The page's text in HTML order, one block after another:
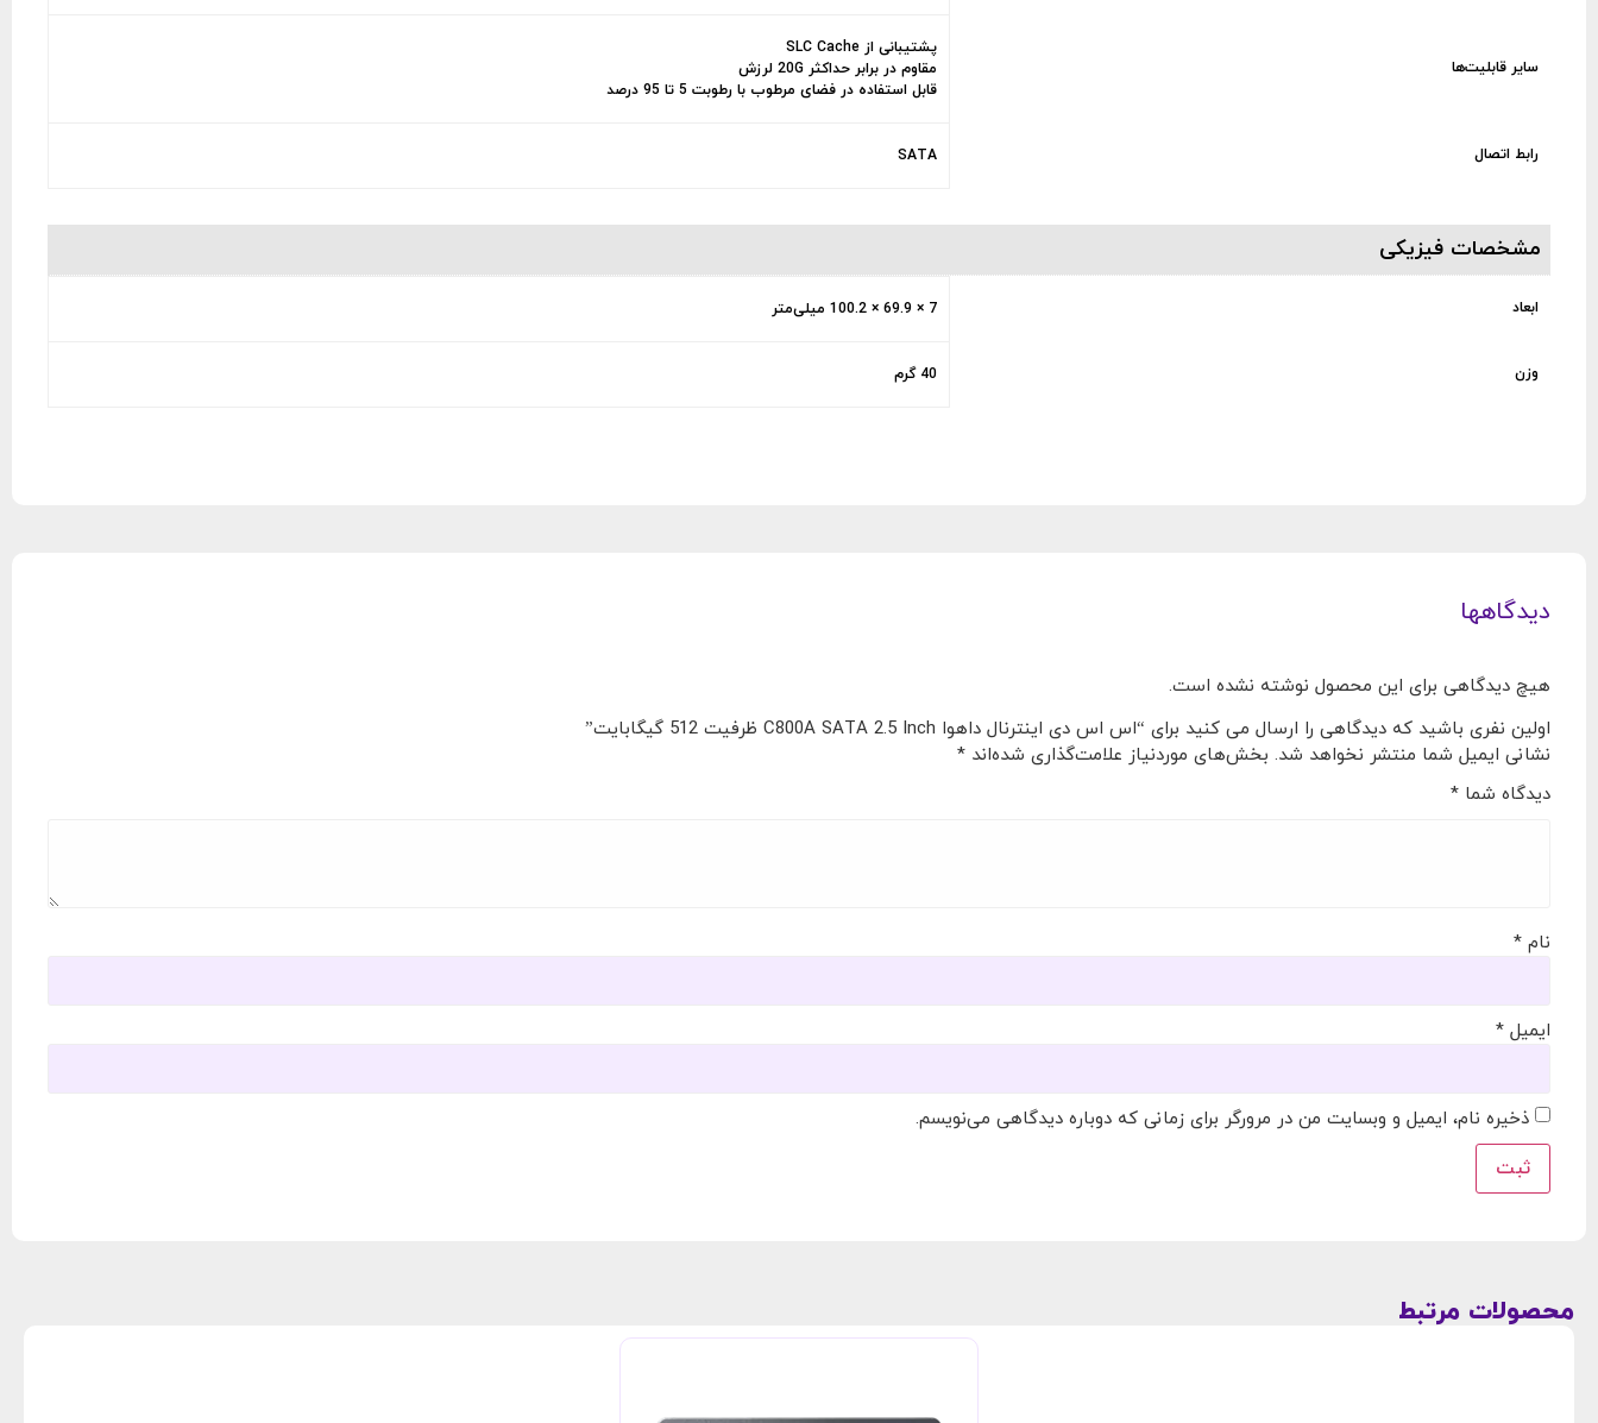
سایر قابلیت‌ها
پشتیبانی از SLC Cache
مقاوم در برابر حداکثر 20G لرزش
قابل استفاده در فضای مرطوب با رطوبت 5 تا 95 درصد
رابط اتصال SATA
مشخصات فیزیکی
ابعاد 7 × 69.9 × 100.2 میلی‌متر
وزن 40 گرم
دیدگاهها
هیچ دیدگاهی برای این محصول نوشته نشده است.
اولین نفری باشید که دیدگاهی را ارسال می کنید برای “اس اس دی اینترنال داهوا C800A SATA 2.5 Inch ظرفیت 512 گیگابایت”
نشانی ایمیل شما منتشر نخواهد شد. بخش‌های موردنیاز علامت‌گذاری شده‌اند *
دیدگاه شما *
نام *
ایمیل *
ذخیره نام، ایمیل و وبسایت من در مرورگر برای زمانی که دوباره دیدگاهی می‌نویسم.
محصولات مرتبط